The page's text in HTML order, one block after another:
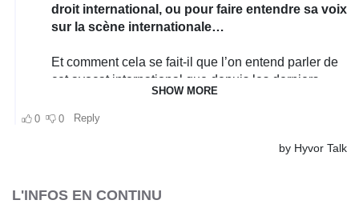
L'INFOS EN CONTINU